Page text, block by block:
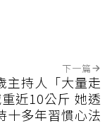
下一篇
主持人「大量走
近10公斤 她透
十多年習慣心法